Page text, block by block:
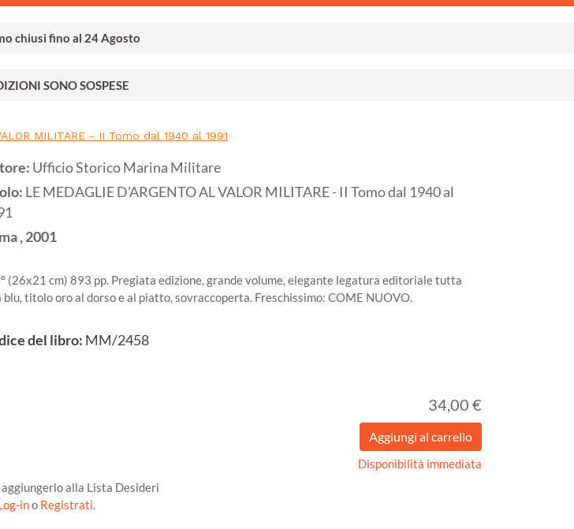
chiusi fino al 24 Agosto
SONO SOSPESE
MILITARE - II Tomo dal 1940 al 1991
Ufficio Storico Marina Militare
LE MEDAGLIE D'ARGENTO AL VALOR MILITARE - II Tomo dal 1940 al
,2001
(26x21 cm) 893 pp. Pregiata edizione, grande volume, elegante legatura editoriale tutta
blu, titolo oro al dorso e al piatto, sovraccoperta. Freschissimo: COME NUOVO.
del libro: MM/2458
34,00 €
Disponibilità immediata
aggiungerlo alla Lista Desideri
ino Registrati.